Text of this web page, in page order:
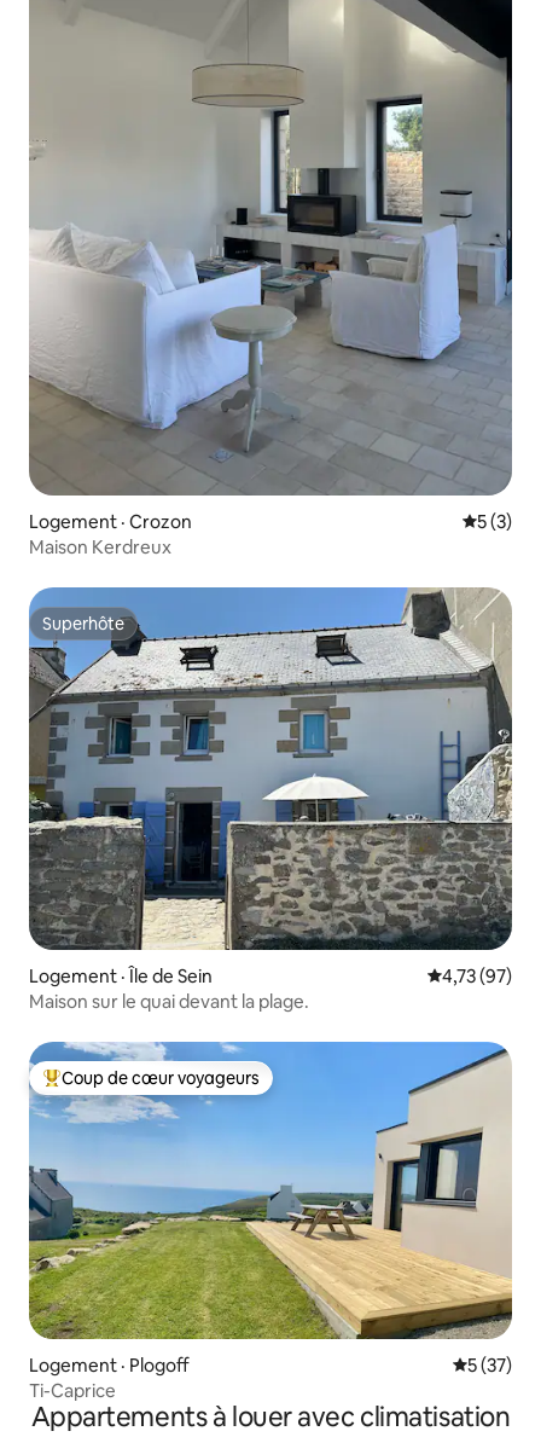
Logement · Crozon Note
5 (3)
Maison Kerdreux
Superhôte
Superhôte
Logement · Île de Sein Note
4,73 (97)
Maison sur le quai devant la plage.
Coup de cœur voyageurs parmi les plus aimés
Coup de cœur voyageurs
Logement · Plogoff Note
5 (37)
Ti-Caprice
Appartements à louer avec climatisation